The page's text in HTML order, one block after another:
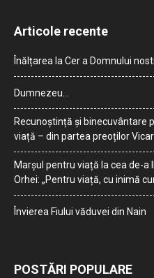
Articole recente
Înălțarea la Cer a Domnului
Dumnezeu…
Recunoștință și binecuvântare
viață – din partea preoților
Marșul pentru viață la cea de-a
Orhei: „Pentru viață, cu inimă
Învierea Fiului văduvei din Nain
POSTĂRI POPULARE